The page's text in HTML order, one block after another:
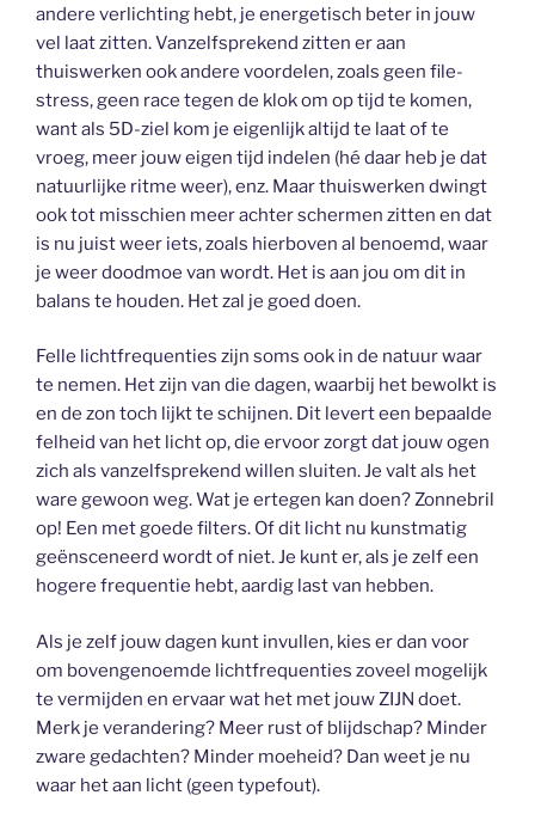
andere verlichting hebt, je energetisch beter in jouw
vel laat zitten. Vanzelfsprekend zitten er aan
thuiswerken ook andere voordelen, zoals geen file-
stress, geen race tegen de klok om op tijd te komen,
want als 5D-ziel kom je eigenlijk altijd te laat of te
vroeg, meer jouw eigen tijd indelen (hé daar heb je dat
natuurlijke ritme weer), enz. Maar thuiswerken dwingt
ook tot misschien meer achter schermen zitten en dat
is nu juist weer iets, zoals hierboven al benoemd, waar
je weer doodmoe van wordt. Het is aan jou om dit in
balans te houden. Het zal je goed doen.
Felle lichtfrequenties zijn soms ook in de natuur waar
te nemen. Het zijn van die dagen, waarbij het bewolkt is
en de zon toch lijkt te schijnen. Dit levert een bepaalde
felheid van het licht op, die ervoor zorgt dat jouw ogen
zich als vanzelfsprekend willen sluiten. Je valt als het
ware gewoon weg. Wat je ertegen kan doen? Zonnebril
op! Een met goede filters. Of dit licht nu kunstmatig
geënsceneerd wordt of niet. Je kunt er, als je zelf een
hogere frequentie hebt, aardig last van hebben.
Als je zelf jouw dagen kunt invullen, kies er dan voor
om bovengenoemde lichtfrequenties zoveel mogelijk
te vermijden en ervaar wat het met jouw ZIJN doet.
Merk je verandering? Meer rust of blijdschap? Minder
zware gedachten? Minder moeheid? Dan weet je nu
waar het aan licht (geen typefout).